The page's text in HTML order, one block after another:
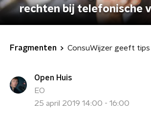
rechten bij telefonische
Fragmenten
Open Huis
EO
25 april 2019 14:00 - 16:00